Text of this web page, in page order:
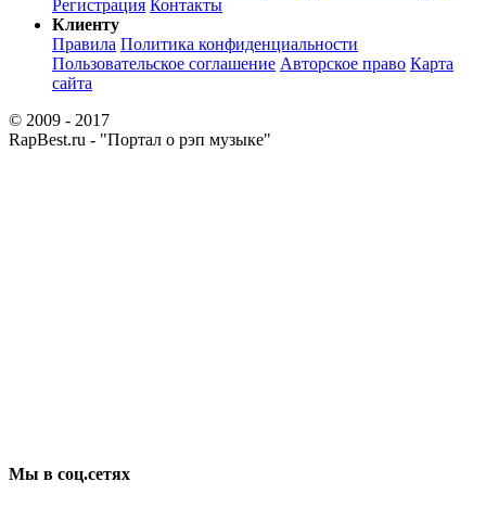
Регистрация Контакты
Клиенту
Правила Политика конфиденциальности
Пользовательское соглашение Авторское право Карта
сайта
© 2009 - 2017
RapBest.ru - "Портал о рэп музыке"
Мы в соц.сетях